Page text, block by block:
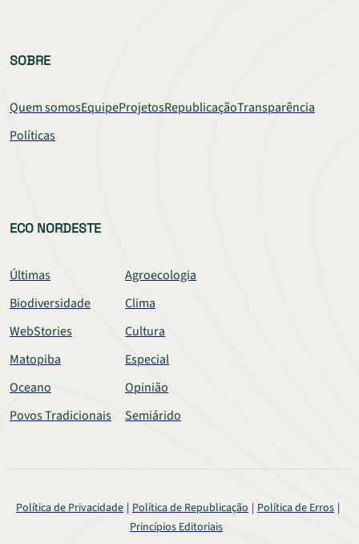
SOBRE
Quem somosEquipeProjetosRepublicaçãoTransparência
Políticas
ECO NORDESTE
Últimas
Agroecologia
Biodiversidade
Clima
WebStories
Cultura
Matopiba
Especial
Oceano
Opinião
Povos Tradicionais
Semiárido
Política de Privacidade Política de Republicação
Política de Erros
Princípios Editoriais